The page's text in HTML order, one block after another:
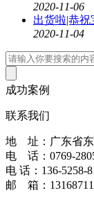
2020-11-06
出货啦|恭
2020-11-04
成功案例
联系我们
地 址：广东省东
电 话：0769-
电 话：136-5258-
邮 箱：